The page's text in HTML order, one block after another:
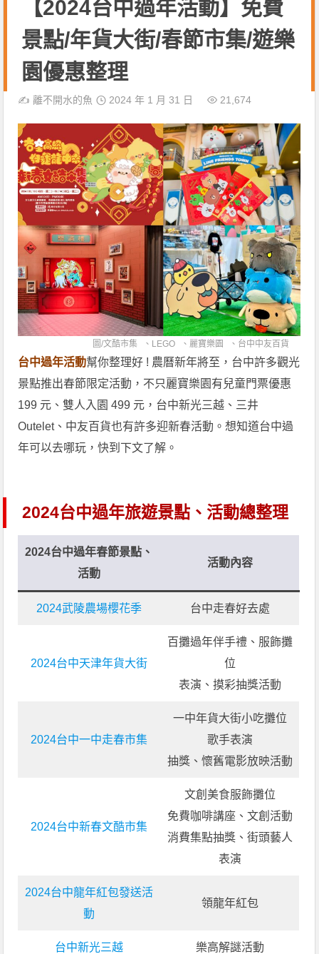
【2024台中過年活動】免費
景點/年貨大街/春節市集/遊樂
園優惠整理
✍️離不開水的魚 2024 年 1 月 31 日 21,674
圖/文酷市集 、 LEGO 、 麗寶樂園 、 台中中友百貨
台中過年活動幫你整理好 ! 農曆新年將至，台中許多觀光
景點推出春節限定活動，不只麗寶樂園有兒童門票優惠
199 元、雙人入園 499 元，台中新光三越、三井
Outelet、中友百貨也有許多迎新春活動。想知道台中過
年可以去哪玩，快到下文了解。
2024台中過年旅遊景點、活動總整理
2024台中過年春節景點、
活動
活動內容
2024武陵農場櫻花季 台中走春好去處
2024台中天津年貨大街
百攤過年伴手禮、服飾攤
位
表演、摸彩抽獎活動
2024台中一中走春市集
一中年貨大街小吃攤位
歌手表演
抽獎、懷舊電影放映活動
2024台中新春文酷市集
文創美食服飾攤位
免費咖啡講座、文創活動
消費集點抽獎、街頭藝人
表演
2024台中龍年紅包發送活
動
領龍年紅包
台中新光三越 樂高解謎活動